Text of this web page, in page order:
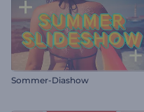
Sommer-Diashow